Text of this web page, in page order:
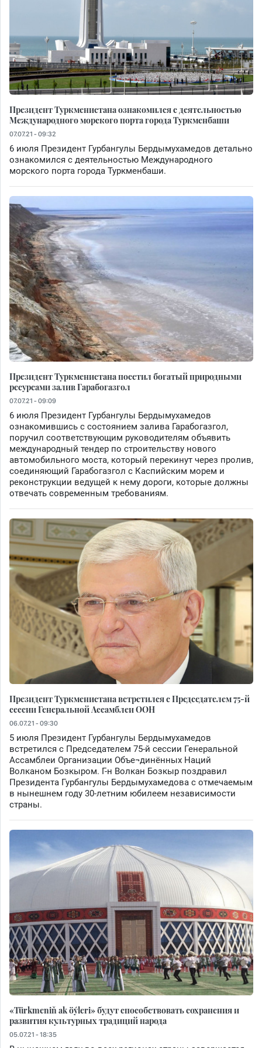
Президент Туркменистана ознакомился с деятельностью
Международного морского порта города Туркменбаши
07.07.21 - 09:32
6 июля Президент Гурбангулы Бердымухамедов детально
ознакомился с деятельностью Международного
морского порта города Туркменбаши.
Президент Туркменистана посетил богатый природными
ресурсами залив Гарабогазгол
07.07.21 - 09:09
6 июля Президент Гурбангулы Бердымухамедов
ознакомившись с состоянием залива Гарабогазгол,
поручил соответствующим руководителям объявить
международный тендер по строительству нового
автомобильного моста, который перекинут через пролив,
соединяющий Гарабогазгол с Каспийским морем и
реконструкции ведущей к нему дороги, которые должны
отвечать современным требованиям.
Президент Туркменистана встретился с Председателем 75-й
сессии Генеральной Ассамблеи ООН
06.07.21 - 09:30
5 июля Президент Гурбангулы Бердымухамедов
встретился с Председателем 75-й сессии Генеральной
Ассамблеи Организации Объе¬динённых Наций
Волканом Бозкыром. Г-н Волкан Бозкыр поздравил
Президента Гурбангулы Бердымухамедова с отмечаемым
в нынешнем году 30-летним юбилеем независимости
страны.
«Türkmeniň ak öýleri» будут способствовать сохранения и
развития культурных традиций народа
05.07.21 - 18:35